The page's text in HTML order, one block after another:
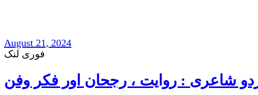
August 21, 2024
فوری لنک
شاعری : روایت ، رجحان اور فکر وفن